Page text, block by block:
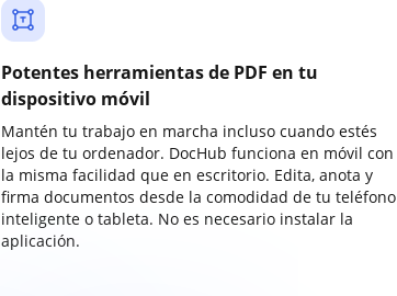
Potentes herramientas de PDF en tu
dispositivo móvil
Mantén tu trabajo en marcha incluso cuando estés
lejos de tu ordenador. DocHub funciona en móvil con
la misma facilidad que en escritorio. Edita, anota y
firma documentos desde la comodidad de tu teléfono
inteligente o tableta. No es necesario instalar la
aplicación.